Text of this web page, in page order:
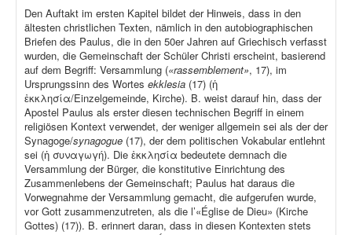
Den Auftakt im ersten Kapitel bildet der Hinweis, dass in den
ältesten christlichen Texten, nämlich in den autobiographischen
Briefen des Paulus, die in den 50er Jahren auf Griechisch verfasst
wurden, die Gemeinschaft der Schüler Christi erscheint, basierend
auf dem Begriff: Versammlung («rassemblement», 17), im
Ursprungssinn des Wortes ekklesia (17) (ἡ
ἐκκλησία/Einzelgemeinde, Kirche). B. weist darauf hin, dass der
Apostel Paulus als erster diesen technischen Begriff in einem
religiösen Kontext verwendet, der weniger allgemein sei als der der
Synagoge/synagogue (17), der dem politischen Vokabular entlehnt
sei (ἡ συναγωγή). Die ἐκκλησία bedeutete demnach die
Versammlung der Bürger, die konstitutive Einrichtung des
Zusammenlebens der Gemeinschaft; Paulus hat daraus die
Vorwegnahme der Versammlung gemacht, die aufgerufen wurde,
vor Gott zusammenzutreten, als die l’«Église de Dieu» (Kirche
Gottes) (17)). B. erinnert daran, dass in diesen Kontexten stets